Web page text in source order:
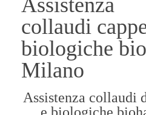
Assistenza
collaudi
biologiche
Milano
Assistenza collaudi